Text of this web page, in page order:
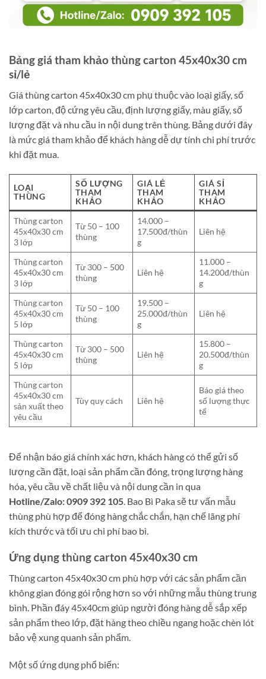
Bảng giá tham khảo thùng carton 45x40x30 cm
sỉ/lẻ
Giá thùng carton 45x40x30 cm phụ thuộc vào loại giấy, số
lớp carton, độ cứng yêu cầu, định lượng giấy, màu giấy, số
lượng đặt và nhu cầu in nội dung trên thùng. Bảng dưới đây
là mức giá tham khảo để khách hàng dễ dự tính chi phí trước
khi đặt mua.
LOẠI
THÙNG
SỐ LƯỢNG
THAM
KHẢO
GIÁ LẺ
THAM
KHẢO
GIÁ SỈ
THAM
KHẢO
Thùng carton
45x40x30 cm
3 lớp
Từ 50 – 100
thùng
14.000 –
17.500đ/thùn
g
Liên hệ
Thùng carton
45x40x30 cm
3 lớp
Từ 300 – 500
thùng
Liên hệ
11.000 –
14.200đ/thùn
g
Thùng carton
45x40x30 cm
5 lớp
Từ 50 – 100
thùng
19.500 –
25.000đ/thùn
g
Liên hệ
Thùng carton
45x40x30 cm
5 lớp
Từ 300 – 500
thùng
Liên hệ
15.800 –
20.500đ/thùn
g
Thùng carton
45x40x30 cm
sản xuất theo
yêu cầu
Tùy quy cách Liên hệ
Báo giá theo
số lượng thực
tế
Để nhận báo giá chính xác hơn, khách hàng có thể gửi số
lượng cần đặt, loại sản phẩm cần đóng, trọng lượng hàng
hóa, yêu cầu về chất liệu và nội dung cần in qua
Hotline/Zalo: 0909 392 105 . Bao Bì Paka sẽ tư vấn mẫu
thùng phù hợp để đóng hàng chắc chắn, hạn chế lãng phí
kích thước và tối ưu chi phí bao bì.
Ứng dụng thùng carton 45x40x30 cm
Thùng carton 45x40x30 cm phù hợp với các sản phẩm cần
không gian đóng gói rộng hơn so với những mẫu thùng trung
bình. Phần đáy 45x40cm giúp người đóng hàng dễ sắp xếp
sản phẩm theo lớp, đặt hàng theo chiều ngang hoặc chèn lót
bảo vệ xung quanh sản phẩm.
Một số ứng dụng phổ biến: